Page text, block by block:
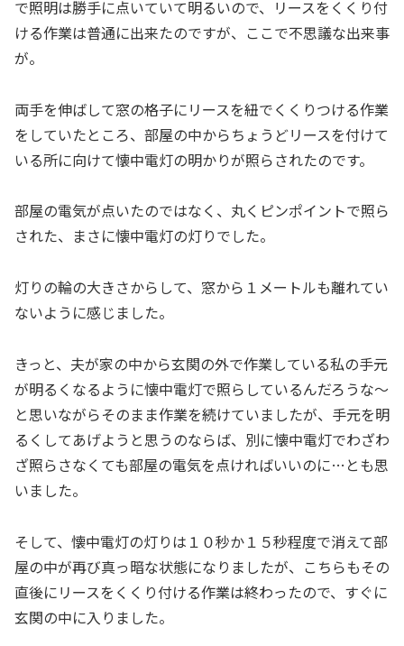
で照明は勝手に点いていて明るいので、リースをくくり付
ける作業は普通に出来たのですが、ここで不思議な出来事
が。
両手を伸ばして窓の格子にリースを紐でくくりつける作業
をしていたところ、部屋の中からちょうどリースを付けて
いる所に向けて懐中電灯の明かりが照らされたのです。
部屋の電気が点いたのではなく、丸くピンポイントで照ら
された、まさに懐中電灯の灯りでした。
灯りの輪の大きさからして、窓から１メートルも離れてい
ないように感じました。
きっと、夫が家の中から玄関の外で作業している私の手元
が明るくなるように懐中電灯で照らしているんだろうな～
と思いながらそのまま作業を続けていましたが、手元を明
るくしてあげようと思うのならば、別に懐中電灯でわざわ
ざ照らさなくても部屋の電気を点ければいいのに…とも思
いました。
そして、懐中電灯の灯りは１０秒か１５秒程度で消えて部
屋の中が再び真っ暗な状態になりましたが、こちらもその
直後にリースをくくり付ける作業は終わったので、すぐに
玄関の中に入りました。